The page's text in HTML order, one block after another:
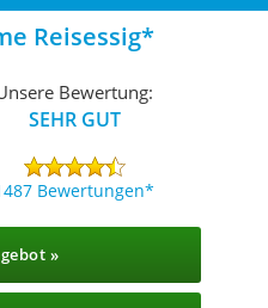
Reisessig
Bewertung:
SEHR GUT
Bewertungen
»